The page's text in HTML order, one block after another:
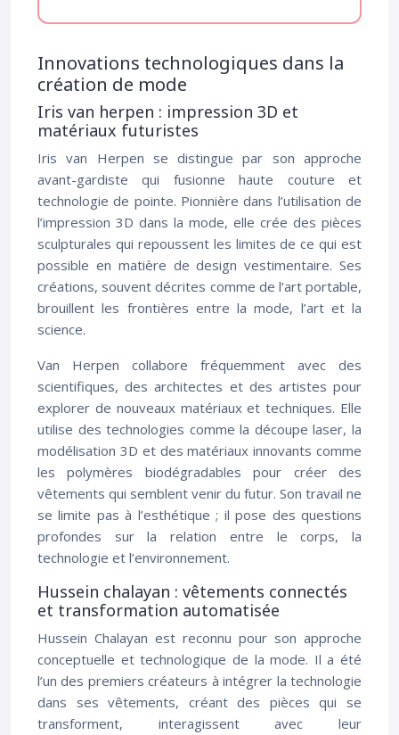
Innovations technologiques dans la
création de mode
Iris van herpen : impression 3D et
matériaux futuristes
Iris van Herpen se distingue par son approche
avant-gardiste qui fusionne haute couture et
technologie de pointe. Pionnière dans l’utilisation de
l’impression 3D dans la mode, elle crée des pièces
sculpturales qui repoussent les limites de ce qui est
possible en matière de design vestimentaire. Ses
créations, souvent décrites comme de l’art portable,
brouillent les frontières entre la mode, l’art et la
science.
Van Herpen collabore fréquemment avec des
scientifiques, des architectes et des artistes pour
explorer de nouveaux matériaux et techniques. Elle
utilise des technologies comme la découpe laser, la
modélisation 3D et des matériaux innovants comme
les polymères biodégradables pour créer des
vêtements qui semblent venir du futur. Son travail ne
se limite pas à l’esthétique ; il pose des questions
profondes sur la relation entre le corps, la
technologie et l’environnement.
Hussein chalayan : vêtements connectés
et transformation automatisée
Hussein Chalayan est reconnu pour son approche
conceptuelle et technologique de la mode. Il a été
l’un des premiers créateurs à intégrer la technologie
dans ses vêtements, créant des pièces qui se
transforment, interagissent avec leur